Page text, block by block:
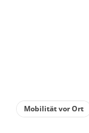
Mobilität vor Ort